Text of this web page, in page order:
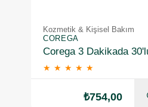
Kozmetik & Kişisel Bakım
COREGA
★ ★ ★ ★ ★
₺754,00